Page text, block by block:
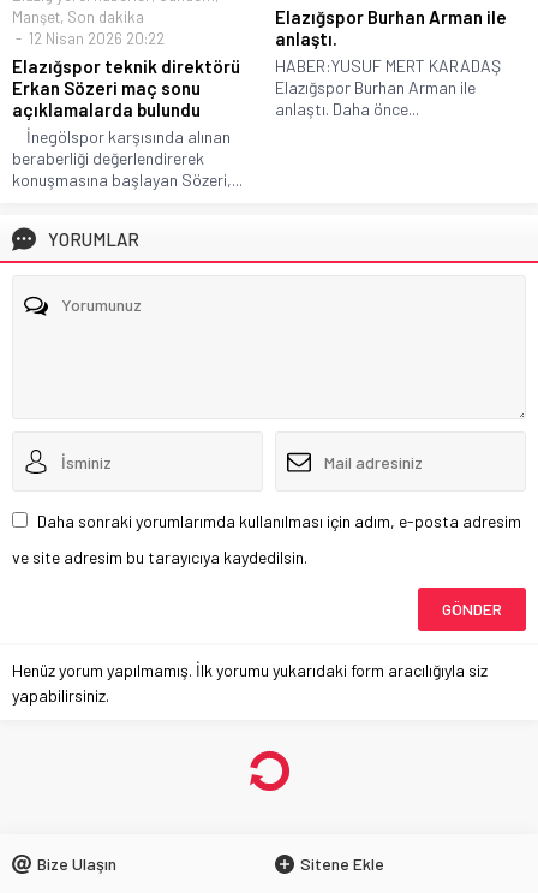
Manşet, Son dakika
12 Nisan 2026 20:22
Elazığspor teknik direktörü
Erkan Sözeri maç sonu
açıklamalarda bulundu
İnegölspor karşısında alınan
beraberliği değerlendirerek
konuşmasına başlayan Sözeri,...
Elazığspor Burhan Arman ile
anlaştı.
HABER:YUSUF MERT KARADAŞ
Elazığspor Burhan Arman ile
anlaştı. Daha önce...
YORUMLAR
Daha sonraki yorumlarımda kullanılması için adım, e-posta adresim
ve site adresim bu tarayıcıya kaydedilsin.
Henüz yorum yapılmamış. İlk yorumu yukarıdaki form aracılığıyla siz
yapabilirsiniz.
Bize Ulaşın Sitene Ekle